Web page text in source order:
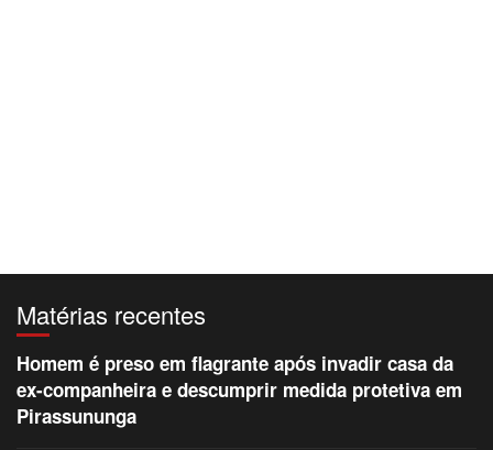
Matérias recentes
Homem é preso em flagrante após invadir casa da
ex-companheira e descumprir medida protetiva em
Pirassununga